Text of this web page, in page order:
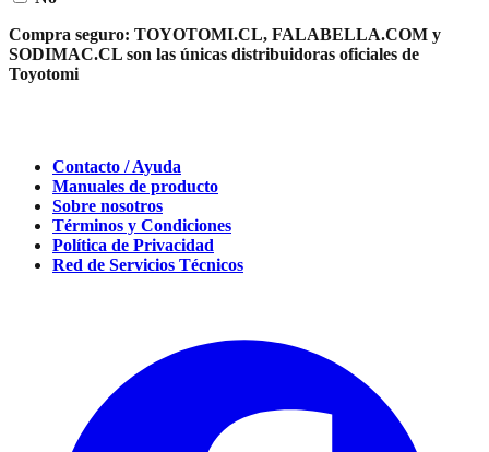
Compra seguro: TOYOTOMI.CL, FALABELLA.COM y
SODIMAC.CL son las únicas distribuidoras oficiales de
Toyotomi
Contacto / Ayuda
Manuales de producto
Sobre nosotros
Términos y Condiciones
Política de Privacidad
Red de Servicios Técnicos